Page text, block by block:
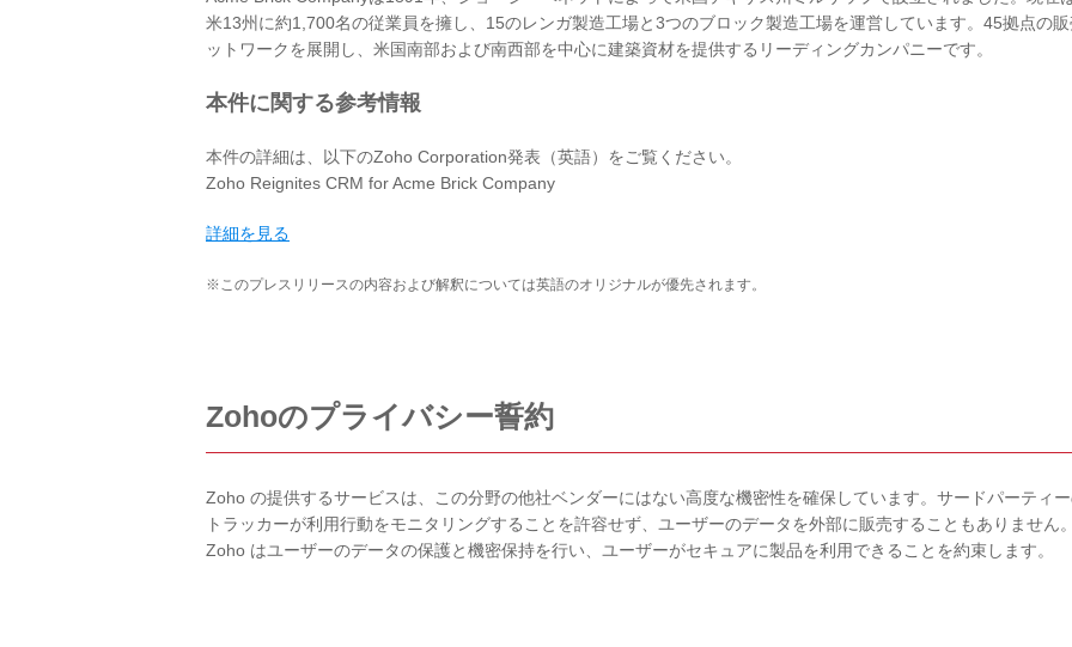
米13州に約1,700名の従業員を擁し、15のレンガ製造工場と3つのブロック製造工場を運営しています。45拠点の販
ットワークを展開し、米国南部および南西部を中心に建築資材を提供するリーディングカンパニーです。
本件に関する参考情報
本件の詳細は、以下のZoho Corporation発表（英語）をご覧ください。
Zoho Reignites CRM for Acme Brick Company
詳細を見る
※このプレスリリースの内容および解釈については英語のオリジナルが優先されます。
Zohoのプライバシー誓約
Zoho の提供するサービスは、この分野の他社ベンダーにはない高度な機密性を確保しています。サードパーティ
トラッカーが利用行動をモニタリングすることを許容せず、ユーザーのデータを外部に販売することもありません。
Zoho はユーザーのデータの保護と機密保持を行い、ユーザーがセキュアに製品を利用できることを約束します。